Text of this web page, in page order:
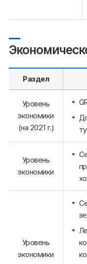
Раздел
Уровень
экономики
(на 2021 г.)
Уровень
экономики
Уровень
экономики